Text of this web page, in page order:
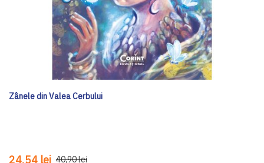
Zânele din Valea Cerbului
24,54 lei 40,90 lei